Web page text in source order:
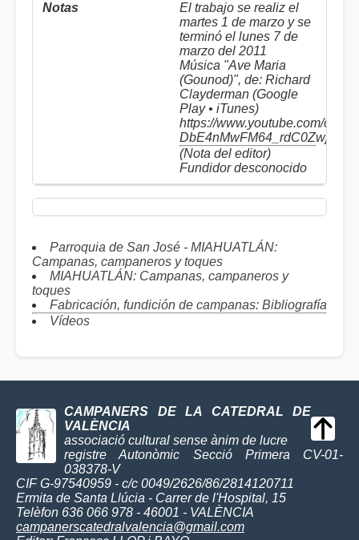
El trabajo se realiz el
martes 1 de marzo y se
terminó el lunes 7 de
marzo del 2011
Música "Ave Maria
(Gounod)", de: Richard
Clayderman (Google
Play • iTunes)
https://www.youtube.com/
DbE4nMwFM64_rdC0Zwjg
(Nota del editor)
Fundidor desconocido
Parroquia de San José - MIAHUATLÁN:
Campanas, campaneros y toques
MIAHUATLÁN: Campanas, campaneros y
toques
Fabricación, fundición de campanas: Bibliografía
Vídeos
CAMPANERS DE LA CATEDRAL DE
VALÈNCIA
associació cultural sense ànim de lucre
registre Autonòmic Secció Primera CV-01-
038378-V
CIF G-97540959 - c/c 0049/2626/86/2814120711
Ermita de Santa Llúcia - Carrer de l'Hospital, 15
Telèfon 636 066 978 - 46001 - VALÈNCIA
campanerscatedralvalencia@gmail.com